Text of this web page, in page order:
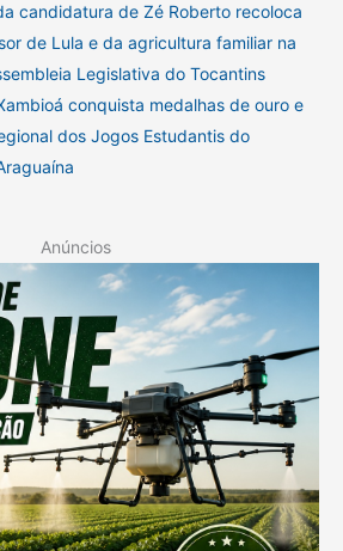
candidatura de Zé Roberto recoloca
de Lula e da agricultura familiar na
Legislativa do Tocantins
conquista medalhas de ouro e
dos Jogos Estudantis do
Anúncios